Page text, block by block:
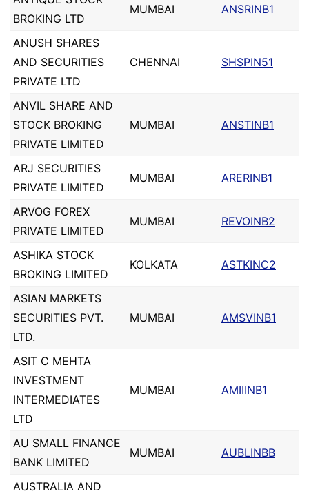
BROKING LTD
MUMBAI ANSRINB1
ANUSH SHARES
AND SECURITIES
PRIVATE LTD
CHENNAI SHSPIN51
ANVIL SHARE AND
STOCK BROKING
PRIVATE LIMITED
MUMBAI ANSTINB1
ARJ SECURITIES
PRIVATE LIMITED
MUMBAI ARERINB1
ARVOG FOREX
PRIVATE LIMITED
MUMBAI REVOINB2
ASHIKA STOCK
BROKING LIMITED
KOLKATA ASTKINC2
ASIAN MARKETS
SECURITIES PVT.
LTD.
MUMBAI AMSVINB1
ASIT C MEHTA
INVESTMENT
INTERMEDIATES
LTD
MUMBAI AMIIINB1
AU SMALL FINANCE
BANK LIMITED
MUMBAI AUBLINBB
AUSTRALIA AND